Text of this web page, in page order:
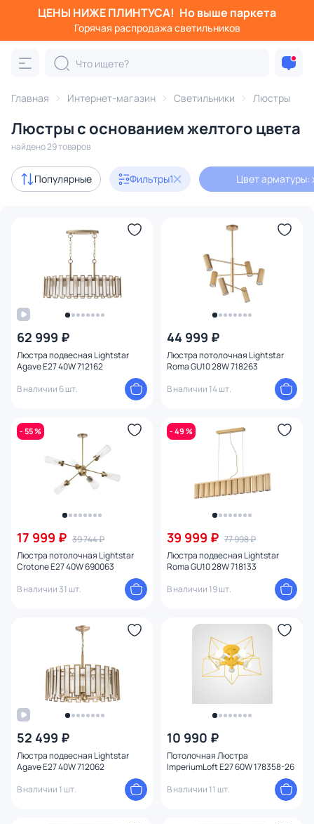
ЦЕНЫ НИЖЕ ПЛИНТУСА! Но выше паркета
Горячая распродажа светильников
Главная Интернет-магазин Светильники Люстры
Люстры с основанием желтого цвета
найдено 29 товаров
Популярные Фильтры1 Цвет арматуры:
62 999 ₽
Люстра подвесная Lightstar
Agave E27 40W 712162
В наличии 6 шт.
44 999 ₽
Люстра потолочная Lightstar
Roma GU10 28W 718263
В наличии 14 шт.
- 55 %
17 999 ₽ 39 744 ₽
Люстра потолочная Lightstar
Crotone E27 40W 690063
В наличии 31 шт.
- 49 %
39 999 ₽ 77 998 ₽
Люстра подвесная Lightstar
Roma GU10 28W 718133
В наличии 19 шт.
52 499 ₽
Люстра подвесная Lightstar
Agave E27 40W 712062
В наличии 1 шт.
10 990 ₽
Потолочная Люстра
ImperiumLoft E27 60W 178358-26
В наличии 11 шт.
Фильтры
Категория:
подвесные потолочные светодиодные на штанге
Акции 2
Дизайнерский свет 9
В наличии 20
Цена
От До
Бренд
Цвет
Материал арматуры
Материал плафона
Цвет арматуры
Цвет плафона
Высота (мм)
Ширина (мм)